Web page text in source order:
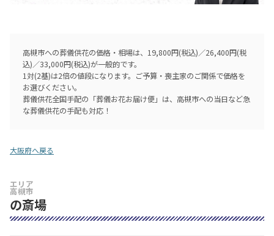
高槻市への葬儀供花の価格・相場は、19,800円(税込)／26,400円(税
込)／33,000円(税込)が一般的です。
1対(2基)は2倍の値段になります。ご予算・喪主家のご関係で価格を
お選びください。
葬儀供花全国手配の「葬儀お花お届け便」は、高槻市への当日など急
な葬儀供花の手配も対応！
大阪府へ戻る
エリア
高槻市
の斎場